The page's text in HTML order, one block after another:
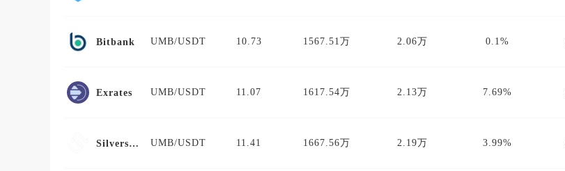
Bitbank UMB/USDT 10.73 1567.51万 2.06万 0.1%
Exrates UMB/USDT 11.07 1617.54万 2.13万 7.69%
Silverswap UMB/USDT 11.41 1667.56万 2.19万 3.99%